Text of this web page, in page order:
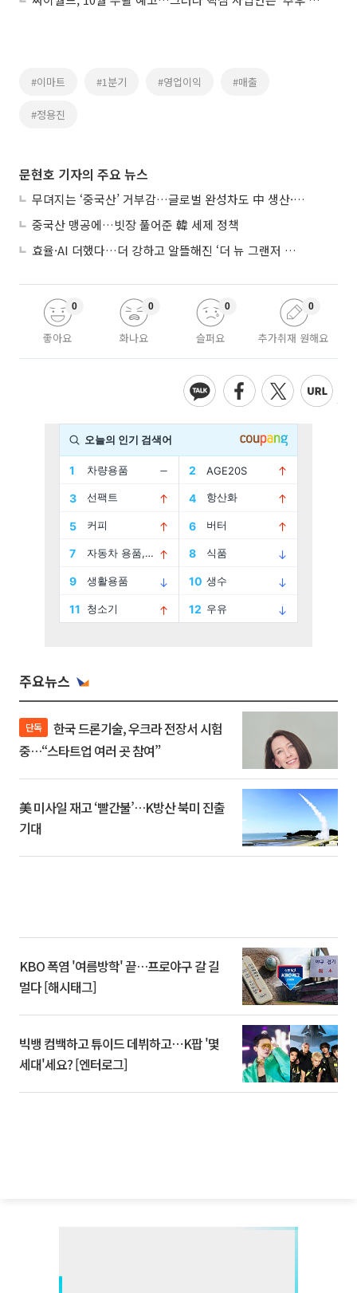
#이마트 #1분기 #영업이익 #매출
#정용진
문현호 기자의 주요 뉴스
무뎌지는 ‘중국산’ 거부감…글로벌 완성차도 中 생산·협력 확대
중국산 맹공에…빗장 풀어준 韓 세제 정책
효율·AI 더했다…더 강하고 알뜰해진 ‘더 뉴 그랜저 하이브리드’
좋아요
0
화나요
0
슬퍼요
0
추가취재 원해요
0
주요뉴스
단독
중…“스타트업 여러 곳 참여”
美 미사일 재고 ‘빨간불’…K방산 북미 진출
기대
KBO 폭염 '여름방학' 끝…프로야구 갈 길
멀다 [해시태그]
빅뱅 컴백하고 튜이드 데뷔하고⋯K팝 '몇
세대'세요? [엔터로그]